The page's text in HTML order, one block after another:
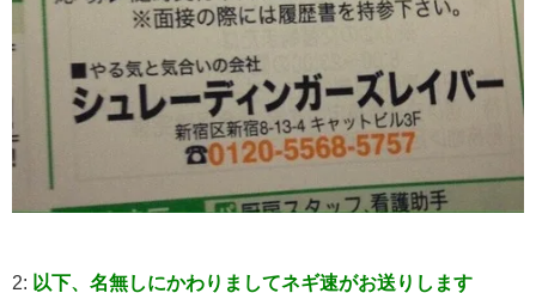
2: 以下、名無しにかわりましてネギ速がお送りします